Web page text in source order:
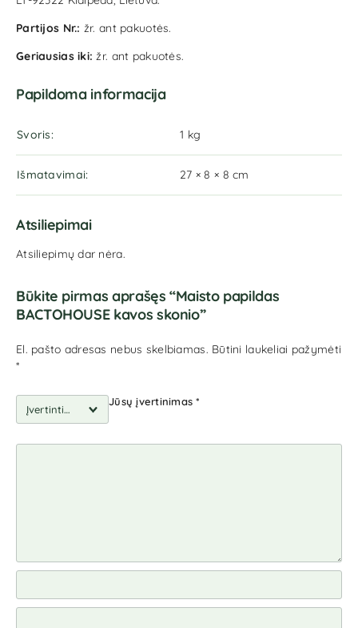
Partijos Nr.: žr. ant pakuotės.
Geriausias iki:žr. ant pakuotės.
Papildoma informacija
Svoris 1 kg
Išmatavimai 27 × 8 × 8 cm
Atsiliepimai
Atsiliepimų dar nėra.
Būkite pirmas aprašęs “Maisto papildas
BACTOHOUSE kavos skonio”
El. pašto adresas nebus skelbiamas. Būtini laukeliai pažymėti
*
Jūsų įvertinimas*